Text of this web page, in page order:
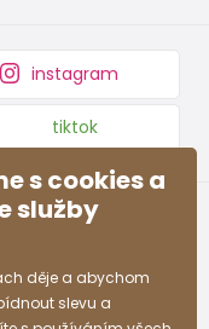
instagram
tiktok
s cookies a
služby
děje a abychom
slevu a